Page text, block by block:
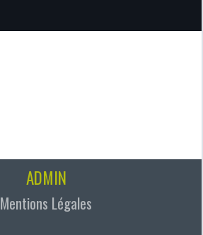
ADMIN
Mentions Légales